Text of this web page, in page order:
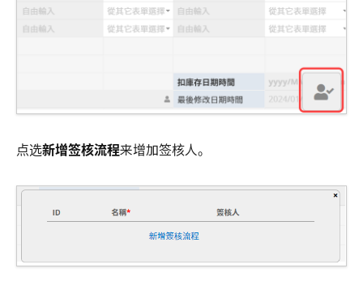
点选新增签核流程来增加签核人。